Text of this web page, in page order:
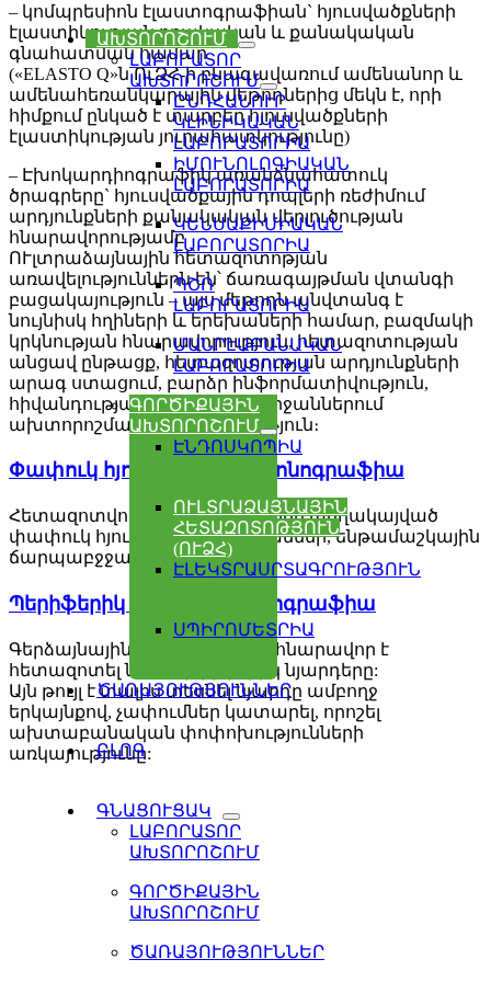
ԱԽՏՈՐՈՇՈՒՄ
ԼԱԲՈՐԱՏՈՐ
ԱԽՏՈՐՈՇՈՒՄ
ԸՆԴՀԱՆՈՒՐ
ԿԼԻՆԻԿԱԿԱՆ
ԼԱԲՈՐԱՏՈՐԻԱ
ԻՄՈՒՆՈԼՈԳԻԱԿԱՆ
ԼԱԲՈՐԱՏՈՐԻԱ
ԿԵՆՍԱՔԻՄԻԱԿԱՆ
ԼԱԲՈՐԱՏՈՐԻԱ
ՊՇՌ
ԼԱԲՈՐԱՏՈՐԻԱ
ՄԱՆՐԷԱԲԱՆԱԿԱՆ
ԼԱԲՈՐԱՏՈՐԻԱ
ԳՈՐԾԻՔԱՅԻՆ
ԱԽՏՈՐՈՇՈՒՄ
ԷՆԴՈՍԿՈՊԻԱ
ՈՒԼՏՐԱՁԱՅՆԱՅԻՆ
ՀԵՏԱԶՈՏՈԹՅՈՒՆ
(ՈՒՁՀ)
ԷԼԵԿՏՐԱՍՐՏԱԳՐՈՒԹՅՈՒՆ
ՍՊԻՐՈՄԵՏՐԻԱ
ԾԱՌԱՅՈՒԹՅՈՒՆՆԵՐ
ԲԼՈԳ
ԳՆԱՑՈՒՑԱԿ
ԼԱԲՈՐԱՏՈՐ
ԱԽՏՈՐՈՇՈՒՄ
ԳՈՐԾԻՔԱՅԻՆ
ԱԽՏՈՐՈՇՈՒՄ
ԾԱՌԱՅՈՒԹՅՈՒՆՆԵՐ
– կոմպրեսիոն էլաստոգրաֆիան` հյուսվածքների
էլաստիկության որակական և քանակական
գնահատման համար
(«ELASTO Q»ն ՈւՁՀ-ի բնագավառում ամենանոր և
ամենահեռանկարային մեթոդներից մեկն է, որի
հիմքում ընկած է տարբեր հյուսվածքների
էլաստիկության յուրահատկությունը)
– Էխոկարդիոգրաֆիկ առանձնահատուկ
ծրագրերը` հյուսվածքային դոպլերի ռեժիմում
արդյունքների քանակական վերլուծության
հնարավորությամբ
ՈՒլտրաձայնային հետազոտոթյան
առավելություններն են՝ ճառագայթման վտանգի
բացակայություն – այս մեթոդն անվտանգ է
նույնիսկ հղիների և երեխաների համար, բազմակի
կրկնության հնարավորություն, հետազոտության
անցավ ընթացք, հետազոտության արդյունքների
արագ ստացում, բարձր ինֆորմատիվություն,
հիվանդության ամենավաղ շրջաններում
ախտորոշման հնարավորություն։
Փափուկ հյուսվածքների սոնոգրաֆիա
Հետազոտվում են մակերեսորեն տեղակայված
փափուկ հյուսվածքները՝ մկաններ, ենթամաշկային
ճարպաբջջանք:
Պերիֆերիկ նյարդերի սոնոգրաֆիա
Գերձայնային ալիքի միջոցով հնարավոր է
հետազոտել նաև պերիֆերիկ նյարդերը:
Այն թույլ է տալիս տեսնել նյարդը ամբողջ
երկայնքով, չափումներ կատարել, որոշել
ախտաբանական փոփոխությունների
առկայությունը: